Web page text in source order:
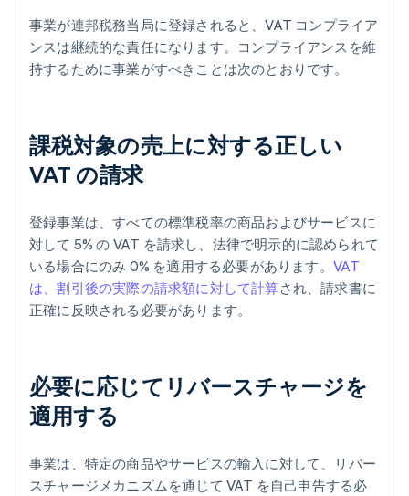
事業が連邦税務当局に登録されると、VAT コンプライア
ンスは継続的な責任になります。コンプライアンスを維
持するために事業がすべきことは次のとおりです。
課税対象の売上に対する正しい
VAT の請求
登録事業は、すべての標準税率の商品およびサービスに
対して 5% の VAT を請求し、法律で明示的に認められて
いる場合にのみ 0% を適用する必要があります。 VAT
は、割引後の実際の請求額に対して計算され、請求書に
正確に反映される必要があります。
必要に応じてリバースチャージを
適用する
事業は、特定の商品やサービスの輸入に対して、リバー
スチャージメカニズムを通じて VAT を自己申告する必